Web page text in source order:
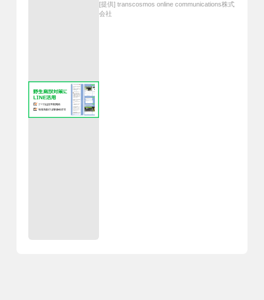
[提供] transcosmos online communications株式
会社